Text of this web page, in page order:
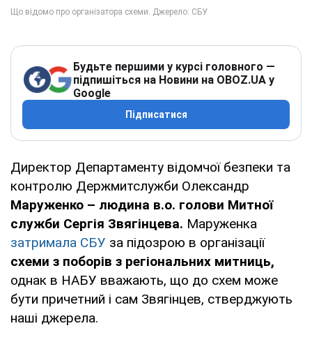
Будьте першими у курсі головного —
підпишіться на Новини на OBOZ.UA у
Google
Підписатися
Директор Департаменту відомчої безпеки та
контролю Держмитслужби Олександр
Маруженко – людина в.о. голови Митної
служби Сергія Звягінцева. Маруженка
затримала СБУ за підозрою в організації
схеми з поборів з регіональних митниць,
однак в НАБУ вважають, що до схем може
бути причетний і сам Звягінцев, стверджують
наші джерела.